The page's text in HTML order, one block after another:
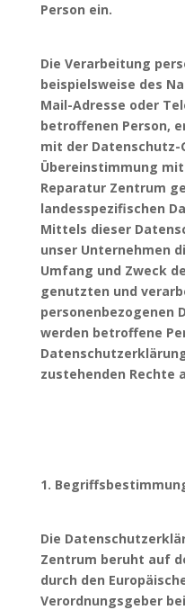
Person ein.
Die Verarbeitung
beispielsweise des
Mail-Adresse oder
betroffenen Person,
mit der Datenschutz-
Übereinstimmung
Reparatur Zentrum
landesspezifischen
Mittels dieser
unser Unternehmen
Umfang und Zweck
genutzten und
personenbezogenen
werden betroffene
zustehenden Rechte
1.
Die
Zentrum beruht auf
durch den
Verordnungsgeber